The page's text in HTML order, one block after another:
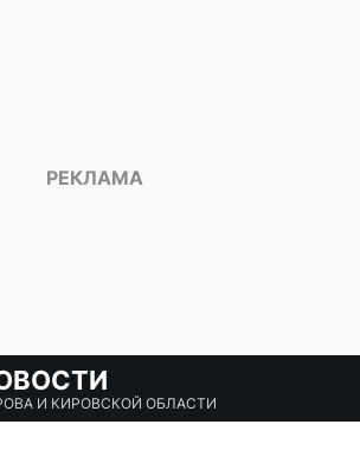
И КИРОВСКОЙ ОБЛАСТИ